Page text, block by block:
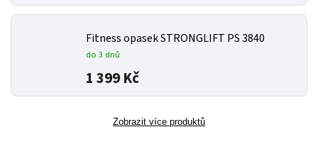
Fitness opasek STRONGLIFT PS 3840
do 3 dnů
1 399 Kč
Zobrazit více produktů